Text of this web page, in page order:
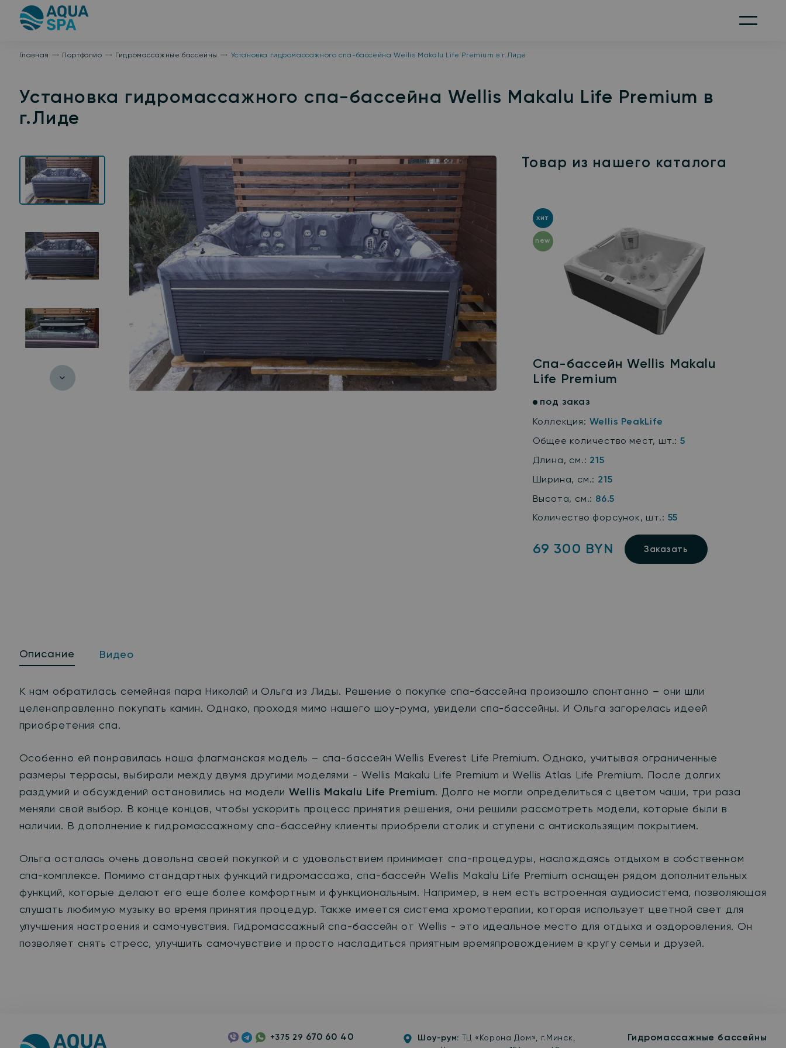
На
главную
Меню
Главная Портфолио Гидромассажные бассейны Установка гидромассажного спа-бассейна Wellis Makalu Life Premium в г.Лиде
Установка гидромассажного спа-бассейна Wellis Makalu Life Premium в
г.Лиде
Товар из нашего каталога
Спа-бассейн Wellis Makalu
Life Premium
под заказ
Коллекция: Wellis PeakLife
Общее количество мест, шт.:5
Длина, см.: 215
Ширина, см.: 215
Высота, см.: 86.5
Количество форсунок, шт.: 55
69 300 BYN Заказать
хит
new
Описание Видео
К нам обратилась семейная пара Николай и Ольга из Лиды. Решение о покупке спа-бассейна произошло спонтанно – они шли
целенаправленно покупать камин. Однако, проходя мимо нашего шоу-рума, увидели спа-бассейны. И Ольга загорелась идеей
приобретения спа.
Особенно ей понравилась наша флагманская модель – спа-бассейн Wellis Everest Life Premium. Однако, учитывая ограниченные
размеры террасы, выбирали между двумя другими моделями - Wellis Makalu Life Premium и Wellis Atlas Life Premium. После долгих
раздумий и обсуждений остановились на моделиWellis Makalu Life Premium. Долго не могли определиться с цветом чаши, три раза
меняли свой выбор. В конце концов, чтобы ускорить процесс принятия решения, они решили рассмотреть модели, которые были в
наличии. В дополнение к гидромассажному спа-бассейну клиенты приобрели столик и ступени с антискользящим покрытием.
Ольга осталась очень довольна своей покупкой и с удовольствием принимает спа-процедуры, наслаждаясь отдыхом в собственном
спа-комплексе. Помимо стандартных функций гидромассажа, спа-бассейн Wellis Makalu Life Premium оснащен рядом дополнительных
функций, которые делают его еще более комфортным и функциональным. Например, в нем есть встроенная аудиосистема, позволяющая
слушать любимую музыку во время принятия процедур. Также имеется система хромотерапии, которая использует цветной свет для
улучшения настроения и самочувствия. Гидромассажный спа-бассейн от Wellis - это идеальное место для отдыха и оздоровления. Он
позволяет снять стресс, улучшить самочувствие и просто насладиться приятным времяпровождением в кругу семьи и друзей.
+375 29 670 60 40 Шоу-рум: ТЦ «Корона Дом», г.Минск,
Гидромассажные бассейны